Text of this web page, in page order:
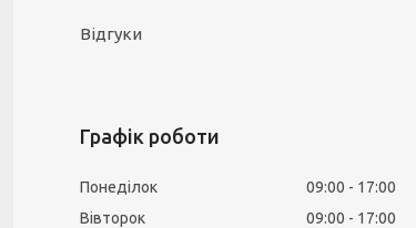
Відгуки
Графік роботи
Понеділок 09:00
17:00
Вівторок
09:00
17:00